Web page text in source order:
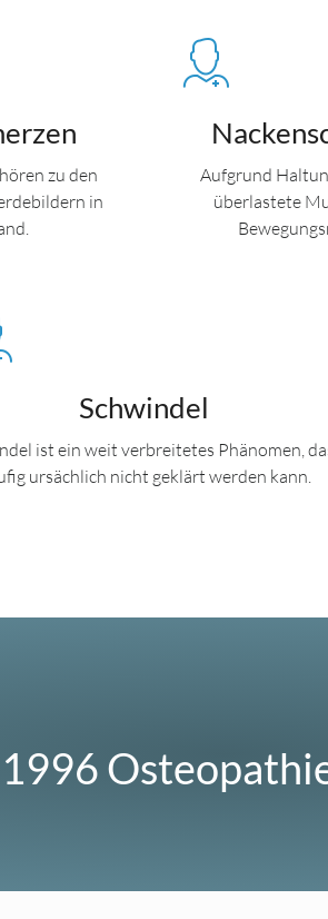
zu den
in
Aufgrund
überlastete
Schwindel
ist ein weit verbreitetes Phänomen,
ursächlich nicht geklärt werden kann.